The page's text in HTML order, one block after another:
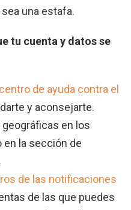
una estafa.
tu cuenta y datos se
centro de ayuda contra el
y aconsejarte.
en los
la sección de
de las notificaciones
de las que puedes